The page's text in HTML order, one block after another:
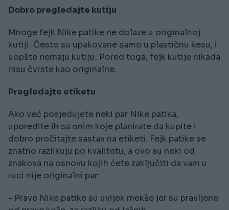
Dobro pregledajte kutiju
Mnoge fejk Nike patike ne dolaze u originalnoj
kutiji. Često su upakovane samo u plastičnu kesu, i
uopšte nemaju kutiju. Pored toga, fejk kutije nikada
nisu čvrste kao originalne.
Pregledajte etiketu
Ako već posjedujete neki par Nike patika,
uporedite ih sa onim koje planirate da kupite i
dobro pročitajte sastav na etiketi. Fejk patike se
znatno razlikuju po kvalitetu, a ovo su neki od
znakova na osnovu kojih ćete zaključiti da vam u
ruci nije originalni par:
- Prave Nike patike su uvijek mekše jer su pravljene